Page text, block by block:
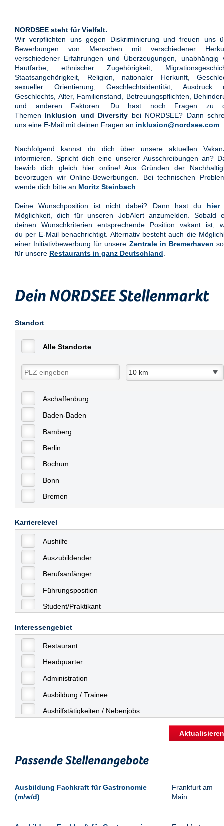
NORDSEE steht für Vielfalt.
Wir verpflichten uns gegen Diskriminierung und freuen uns
Bewerbungen von Menschen mit verschiedener
verschiedener Erfahrungen und Überzeugungen, unabhängig
Hautfarbe, ethnischer Zugehörigkeit,
Staatsangehörigkeit, Religion, nationaler Herkunft,
sexueller Orientierung, Geschlechtsidentität, Ausdruck
Geschlechts, Alter, Familienstand, Betreuungspflichten,
und anderen Faktoren. Du hast noch Fragen zu
Themen Inklusion und Diversity bei NORDSEE? Dann
uns eine E-Mail mit deinen Fragen an inklusion@nordsee.com
Nachfolgend kannst du dich über unsere aktuellen
informieren. Spricht dich eine unserer Ausschreibungen an?
bewirb dich gleich hier online! Aus Gründen der
bevorzugen wir Online-Bewerbungen. Bei technischen
wende dich bitte an Moritz Steinbach
Deine Wunschposition ist nicht dabei? Dann hast du hier
Möglichkeit, dich für unseren JobAlert anzumelden. Sobald
deinen Wunschkriterien entsprechende Position vakant ist,
du per E-Mail benachrichtigt. Alternativ besteht auch die
einer Initiativbewerbung für unsere Zentrale in Bremerhaven
für unsere Restaurants in ganz Deutschland
Dein NORDSEE Stellenmarkt
Standort
Alle Standorte
Aschaffenburg
Baden-Baden
Bamberg
Berlin
Bochum
Bonn
Bremen
Celle
Chemnitz
Dessau
Dresden
Düsseldorf
Erfurt
Essen
Frankfurt
Frankfurt am Main
Freiburg
Fulda
Göppingen
Hamburg
Heilbronn
Karrierelevel
Aushilfe
Auszubildender
Berufsanfänger
Führungsposition
Student/Praktikant
Interessengebiet
Restaurant
Headquarter
Administration
Ausbildung / Trainee
Aushilfstätigkeiten / Nebenjobs
Sonstiges
Passende Stellenangebote
Ausbildung Fachkraft für Gastronomie
(m/w/d)
Frankfurt am
Main